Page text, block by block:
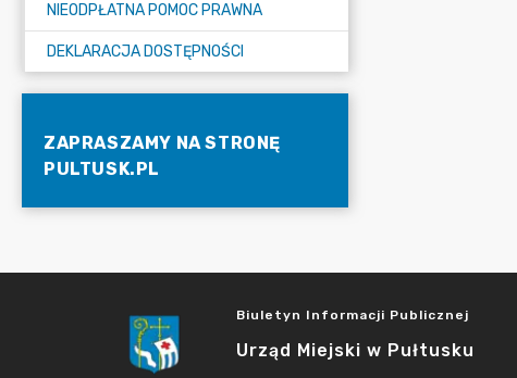
NIEODPŁATNA POMOC PRAWNA
DEKLARACJA DOSTĘPNOŚCI
ZAPRASZAMY NA STRONĘ
PULTUSK.PL
Biuletyn Informacji Publicznej
Urząd Miejski w Pułtusku